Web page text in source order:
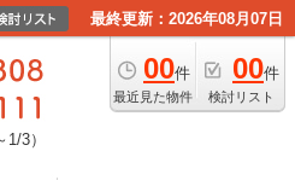
最終更新：2026年08月07日
00件
最近見た物件
00件
検討リスト
3）